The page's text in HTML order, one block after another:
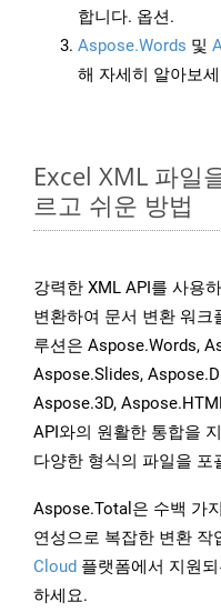
합니다. 옵션.
Aspose.Words 및
해 자세히 알아보
Excel XML 파일
르고 쉬운 방법
강력한 XML API를 사용
변환하여 문서 변환 워크
루션은 Aspose.Words,
Aspose.Slides,
Aspose.3D,
API와의 원활한 통합을
다양한 형식의 파일을 포
Aspose.Total은 수백 가
연성으로 복잡한 변환 작
Cloud 플랫폼에서 지원
하세요.